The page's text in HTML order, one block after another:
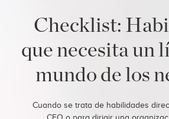
Checklist:
que necesita un
mundo de los
Cuando se trata de habilidades